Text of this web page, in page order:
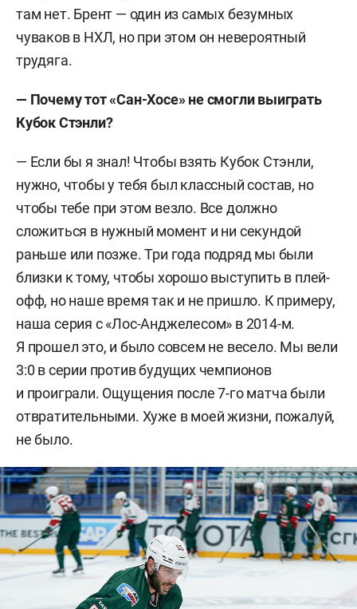
там нет. Брент — один из самых безумных
чуваков в НХЛ, но при этом он невероятный
трудяга.
— Почему тот «Сан-Хосе» не смогли выиграть
Кубок Стэнли?
— Если бы я знал! Чтобы взять Кубок Стэнли,
нужно, чтобы у тебя был классный состав, но
чтобы тебе при этом везло. Все должно
сложиться в нужный момент и ни секундой
раньше или позже. Три года подряд мы были
близки к тому, чтобы хорошо выступить в плей-
офф, но наше время так и не пришло. К примеру,
наша серия с «Лос-Анджелесом» в 2014-м.
Я прошел это, и было совсем не весело. Мы вели
3:0 в серии против будущих чемпионов
и проиграли. Ощущения после 7-го матча были
отвратительными. Хуже в моей жизни, пожалуй,
не было.